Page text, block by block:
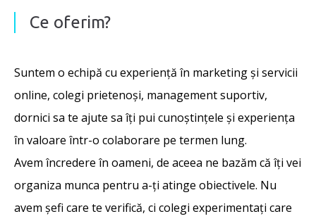
Ce oferim?
Suntem o echipă cu experiență în marketing şi servicii
online, colegi prietenoși, management suportiv,
dornici sa te ajute sa îți pui cunoștințele şi experiența
în valoare într-o colaborare pe termen lung.
Avem încredere în oameni, de aceea ne bazăm că îți vei
organiza munca pentru a-ți atinge obiectivele. Nu
avem șefi care te verifică, ci colegi experimentați care